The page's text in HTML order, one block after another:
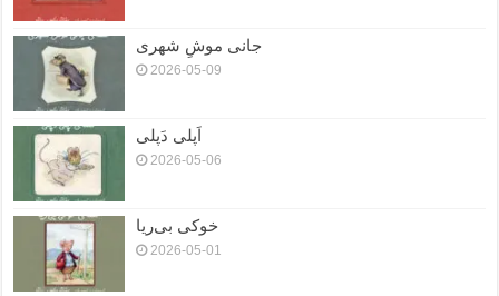
جانی موشِ شهری
2026-05-09
اَپلی دَپلی
2026-05-06
خوکی بی‌ریا
2026-05-01